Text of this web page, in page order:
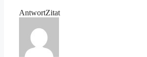
AntwortZitat